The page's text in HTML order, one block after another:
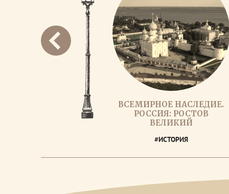
ВСЕМИРНОЕ НАСЛЕДИЕ.
РОССИЯ: РОСТОВ
ВЕЛИКИЙ
#ИСТОРИЯ